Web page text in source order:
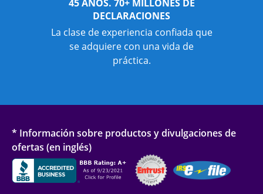
45 AÑOS. 70+ MILLONES DE
DECLARACIONES
La clase de experiencia confiada que
se adquiere con una vida de
práctica.
* Información sobre productos y divulgaciones de
ofertas (en inglés)